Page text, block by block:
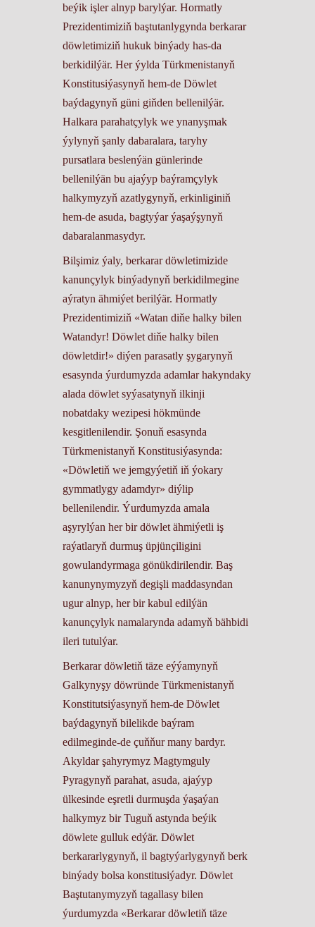
beýik işler alnyp barylýar. Hormatly
Prezidentimiziň baştutanlygynda berkarar
döwletimiziň hukuk binýady has-da
berkidilýär. Her ýylda Türkmenistanyň
Konstitusiýasynyň hem-de Döwlet
baýdagynyň güni giňden bellenilýär.
Halkara parahatçylyk we ynanyşmak
ýylynyň şanly dabaralara, taryhy
pursatlara beslenýän günlerinde
bellenilýän bu ajaýyp baýramçylyk
halkymyzyň azatlygynyň, erkinliginiň
hem-de asuda, bagtyýar ýaşaýşynyň
dabaralanmasydyr.
Bilşimiz ýaly, berkarar döwletimizide
kanunçylyk binýadynyň berkidilmegine
aýratyn ähmiýet berilýär. Hormatly
Prezidentimiziň «Watan diňe halky bilen
Watandyr! Döwlet diňe halky bilen
döwletdir!» diýen parasatly şygarynyň
esasynda ýurdumyzda adamlar hakyndaky
alada döwlet syýasatynyň ilkinji
nobatdaky wezipesi hökmünde
kesgitlenilendir. Şonuň esasynda
Türkmenistanyň Konstitusiýasynda:
«Döwletiň we jemgyýetiň iň ýokary
gymmatlygy adamdyr» diýlip
bellenilendir. Ýurdumyzda amala
aşyrylýan her bir döwlet ähmiýetli iş
raýatlaryň durmuş üpjünçiligini
gowulandyrmaga gönükdirilendir. Baş
kanunynymyzyň degişli maddasyndan
ugur alnyp, her bir kabul edilýän
kanunçylyk namalarynda adamyň bähbidi
ileri tutulýar.
Berkarar döwletiň täze eýýamynyň
Galkynyşy döwründe Türkmenistanyň
Konstitutsiýasynyň hem-de Döwlet
baýdagynyň bilelikde baýram
edilmeginde-de çuňňur many bardyr.
Akyldar şahyrymyz Magtymguly
Pyragynyň parahat, asuda, ajaýyp
ülkesinde eşretli durmuşda ýaşaýan
halkymyz bir Tuguň astynda beýik
döwlete gulluk edýär. Döwlet
berkararlygynyň, il bagtyýarlygynyň berk
binýady bolsa konstitusiýadyr. Döwlet
Baştutanymyzyň tagallasy bilen
ýurdumyzda «Berkarar döwletiň täze